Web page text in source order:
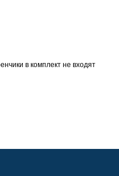
в комплект не входят